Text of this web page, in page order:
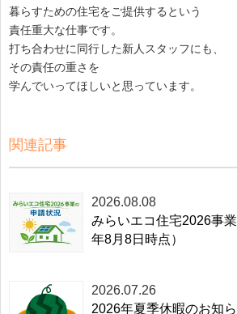
暮らすための住宅をご提供するという
責任重大な仕事です。
打ち合わせに同行した新人スタッフにも、
その責任の重さを
学んでいってほしいと思っています。
関連記事
2026.08.08
みらいエコ住宅2026事
年8月8日時点）
2026.07.26
2026年夏季休暇のお知